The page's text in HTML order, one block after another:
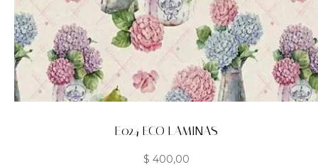
E024 ECO LAMINAS
$ 400,00